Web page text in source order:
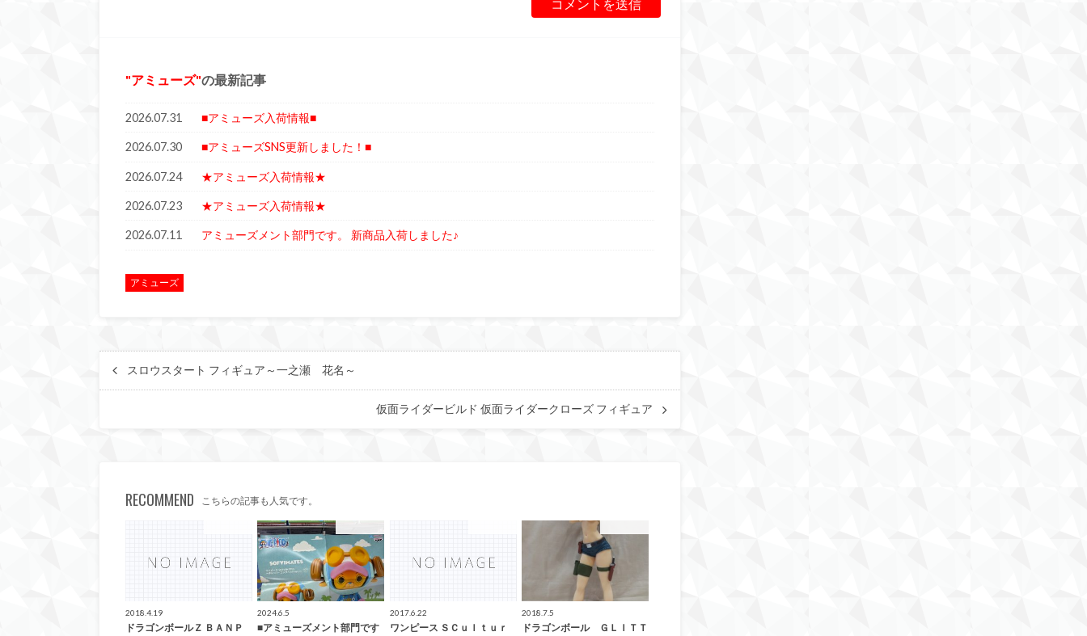
アミューズ の最新記事
2026.07.31 ■アミューズ入荷情報■
2026.07.30 ■アミューズSNS更新しました！■
2026.07.24 ★アミューズ入荷情報★
2026.07.23 ★アミューズ入荷情報★
2026.07.11 アミューズメント部門です。 新商品入荷しました♪
アミューズ
スロウスタート フィギュア～一之瀬 花名～
仮面ライダービルド 仮面ライダークローズ フィギュア
RECOMMEND こちらの記事も人気です。
2018.4.19
ドラゴンボールＺ ＢＡＮＰ
2024.6.5
■アミューズメント部門です
2017.6.22
ワンピース ＳＣｕｌｔｕｒ
2018.7.5
ドラゴンボール ＧＬＩＴＴ